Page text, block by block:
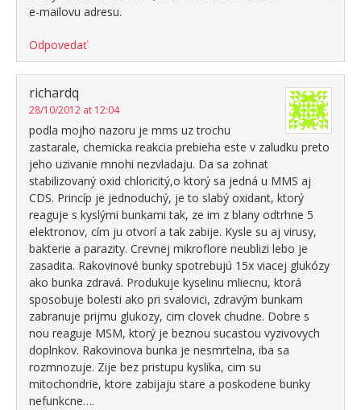
e-mailovu adresu.
Odpovedať
richardq
28/10/2012 at 12:04
podla mojho nazoru je mms uz trochu
zastarale, chemicka reakcia prebieha este v zaludku preto
jeho uzivanie mnohi nezvladaju. Da sa zohnat
stabilizovaný oxid chloricitý,o ktorý sa jedná u MMS aj
CDS. Princíp je jednoduchý, je to slabý oxidant, ktorý
reaguje s kyslými bunkami tak, ze im z blany odtrhne 5
elektronov, cím ju otvorí a tak zabije. Kysle su aj virusy,
bakterie a parazity. Crevnej mikroflore neublizi lebo je
zasadita. Rakovinové bunky spotrebujú 15x viacej glukózy
ako bunka zdravá. Produkuje kyselinu mliecnu, ktorá
sposobuje bolesti ako pri svalovici, zdravým bunkam
zabranuje prijmu glukozy, cim clovek chudne. Dobre s
nou reaguje MSM, ktorý je beznou sucastou vyzivovych
doplnkov. Rakovinova bunka je nesmrtelna, iba sa
rozmnozuje. Zije bez pristupu kyslika, cim su
mitochondrie, ktore zabijaju stare a poskodene bunky
nefunkcne….